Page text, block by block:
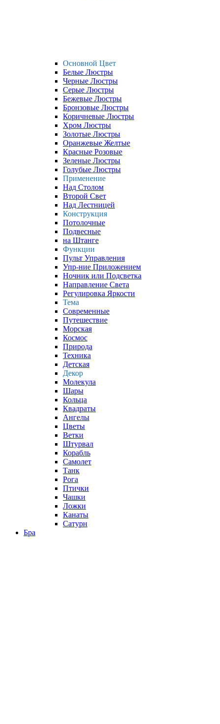
Основной Цвет
Белые Люстры
Черные Люстры
Серые Люстры
Бежевые Люстры
Бронзовые Люстры
Коричневые Люстры
Хром Люстры
Золотые Люстры
Оранжевые Желтые
Красные Розовые
Зеленые Люстры
Голубые Люстры
Применение
Над Столом
Второй Свет
Над Лестницей
Конструкция
Потолочные
Подвесные
на Штанге
Функции
Пульт Управления
Упр-ние Приложением
Ночник или Подсветка
Направление Света
Регулировка Яркости
Тема
Современные
Путешествие
Морская
Космос
Природа
Техника
Детская
Декор
Молекула
Шары
Кольца
Квадраты
Ангелы
Цветы
Ветки
Штурвал
Корабль
Самолет
Танк
Рога
Птички
Чашки
Ложки
Канаты
Сатурн
Бра